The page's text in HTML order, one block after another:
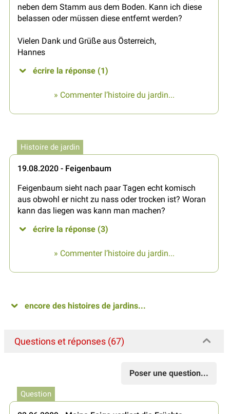
neben dem Stamm aus dem Boden. Kann ich diese
belassen oder müssen diese entfernt werden?
Vielen Dank und Grüße aus Österreich,
Hannes
écrire la réponse (1)
» Commenter l’histoire du jardin...
Histoire de jardin
19.08.2020 - Feigenbaum
Feigenbaum sieht nach paar Tagen echt komisch
aus obwohl er nicht zu nass oder trocken ist? Woran
kann das liegen was kann man machen?
écrire la réponse (3)
» Commenter l’histoire du jardin...
encore des histoires de jardins...
Questions et réponses (67)
Poser une question...
Question